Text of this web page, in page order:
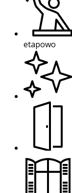
etapowo